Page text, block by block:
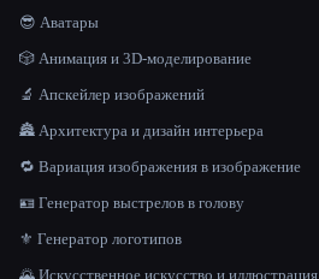
😎 Аватары
🎲 Анимация и 3D-моделирование
🔬 Апскейлер изображений
🏯 Архитектура и дизайн интерьера
🔁 Вариация изображения в изображение
🪪 Генератор выстрелов в голову
⚜️ Генератор логотипов
🌄 Искусственное искусство и иллюстрация